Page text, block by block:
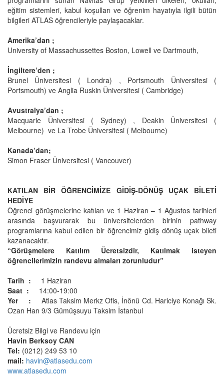
eğitim sistemleri, kabul koşulları ve öğrenim hayatıyla ilgili bütün
bilgileri ATLAS öğrencileriyle paylaşacaklar.
Amerika’dan ;
University of Massachussettes Boston, Lowell ve Dartmouth,
İngiltere’den ;
Brunel Üniversitesi ( Londra) , Portsmouth Üniversitesi (
Portsmouth) ve Anglia Ruskin Üniversitesi ( Cambridge)
Avustralya’dan ;
Macquarie Üniversitesi ( Sydney) , Deakin Üniversitesi (
Melbourne) ve La Trobe Üniversitesi ( Melbourne)
Kanada’dan;
Simon Fraser Üniversitesi ( Vancouver)
KATILAN BİR ÖĞRENCİMİZE GİDİŞ-DÖNÜŞ UÇAK BİLETİ
HEDİYE
Öğrenci görüşmelerine katılan ve 1 Haziran – 1 Ağustos tarihleri
arasında başvurarak bu üniversitelerden birinin pathway
programlarına kabul edilen bir öğrencimiz gidiş dönüş uçak bileti
kazanacaktır.
“Görüşmelere Katılım Ücretsizdir, Katılmak isteyen
öğrencilerimizin randevu almaları zorunludur”
Tarih : 1 Haziran
Saat :
14:00-19:00
Yer :
Atlas Taksim Merkz Ofis, İnönü Cd. Hariciye Konağı Sk.
Ozan Han 9/3 Gümüşsuyu Taksim İstanbul
Ücretsiz Bilgi ve Randevu için
Havin Berksoy CAN
Tel: (0212) 249 53 10
mail: havin@atlasedu.com
www.atlasedu.com